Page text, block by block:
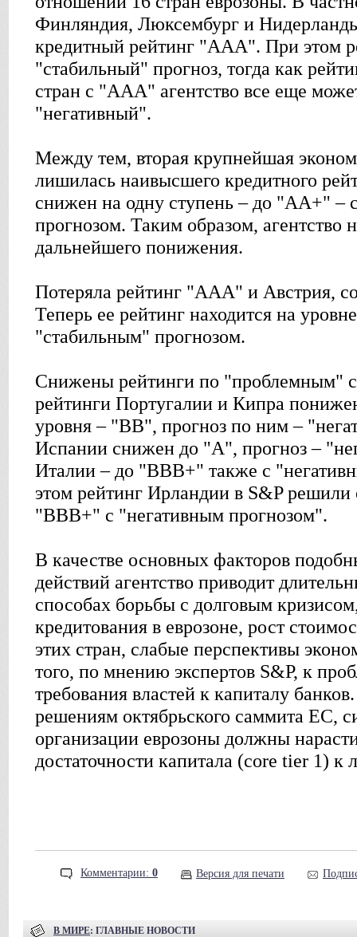
Финляндия, Люксембург и
кредитный рейтинг "ААА". При этом
"стабильный" прогноз, тогда как
стран с "ААА" агентство все еще
"негативный".
Между тем, вторая крупнейшая
лишилась наивысшего кредитного
снижен на одну ступень – до "АА+" –
прогнозом. Таким образом, агентство
дальнейшего понижения.
Потеряла рейтинг "ААА" и Австрия,
Теперь ее рейтинг находится на
"стабильным" прогнозом.
Снижены рейтинги по "проблемным"
рейтинги Португалии и Кипра
уровня – "ВВ", прогноз по ним –
Испании снижен до "А", прогноз –
Италии – до "ВВВ+" также с
этом рейтинг Ирландии в S&P решили
"ВВВ+" с "негативным прогнозом".
В качестве основных факторов
действий агентство приводит
способах борьбы с долговым
кредитования в еврозоне, рост
этих стран, слабые перспективы
того, по мнению экспертов S&P, к
требования властей к капиталу
решениям октябрьского саммита ЕС,
организации еврозоны должны
достаточности капитала (core tier 1) к
Комментарии: 0 Версия для печати
В МИРЕ: ГЛАВНЫЕ НОВОСТИ